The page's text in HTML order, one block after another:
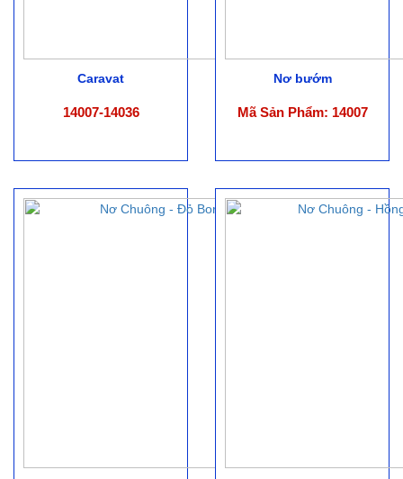
Caravat
14007-14036
Nơ bướm
Mã Sản Phẩm: 14007